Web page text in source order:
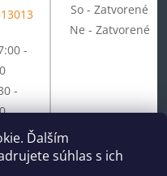
Ďalším
súhlas s ich
-
-
So - Zatvorené
Ne - Zatvorené